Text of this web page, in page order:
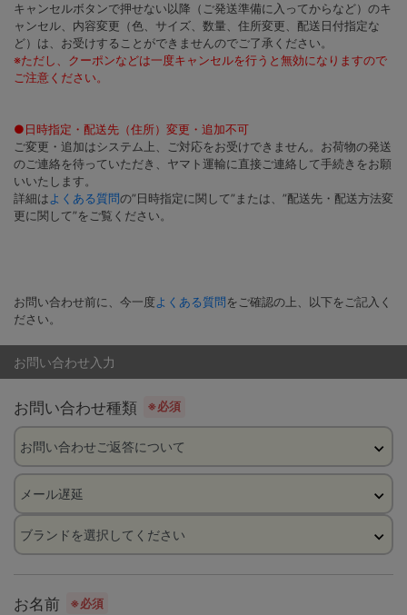
キャンセルボタンで押せない以降（ご発送準備に入ってからなど）のキ
ャンセル、内容変更（色、サイズ、数量、住所変更、配送日付指定な
ど）は、お受けすることができませんのでご了承ください。
※ただし、クーポンなどは一度キャンセルを行うと無効になりますので
ご注意ください。
●日時指定・配送先（住所）変更・追加不可
ご変更・追加はシステム上、ご対応をお受けできません。お荷物の発送
のご連絡を待っていただき、ヤマト運輸に直接ご連絡して手続きをお願
いいたします。
詳細はよくある質問の”日時指定に関して”または、”配送先・配送方法変
更に関して”をご覧ください。
お問い合わせ前に、今一度よくある質問をご確認の上、以下をご記入く
ださい。
お問い合わせ入力
お問い合わせ種類 ※必須
お名前 ※必須